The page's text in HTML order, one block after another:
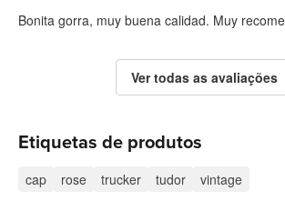
Bonita gorra, muy buena calidad. Muy
Ver todas as avaliações
Etiquetas de produtos
cap rose trucker tudor vintage